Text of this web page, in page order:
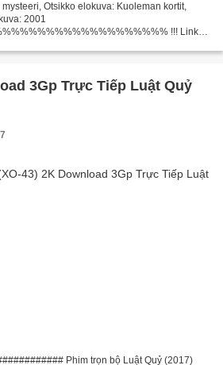
Otsikko elokuva: Kuoleman kortit,
2001
!!! Linkki
Maa:
3Gp Trực Tiếp Luật Quỷ
Phim trọn bộ Luật Quỷ (2017)